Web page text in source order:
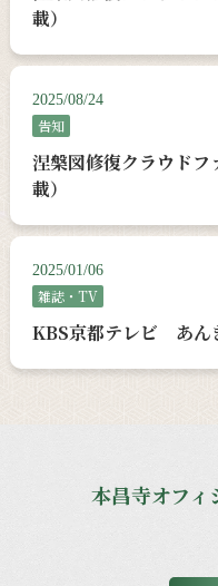
載）
2025/08/24
告知
涅槃図修復クラウド
載）
2025/01/06
雑誌・TV
KBS京都テレビ あ
本昌寺オフィ